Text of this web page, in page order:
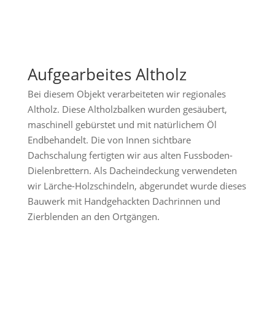
Aufgearbeites Altholz
Bei diesem Objekt verarbeiteten wir regionales
Altholz. Diese Altholzbalken wurden gesäubert,
maschinell gebürstet und mit natürlichem Öl
Endbehandelt. Die von Innen sichtbare
Dachschalung fertigten wir aus alten Fussboden-
Dielenbrettern. Als Dacheindeckung verwendeten
wir Lärche-Holzschindeln, abgerundet wurde dieses
Bauwerk mit Handgehackten Dachrinnen und
Zierblenden an den Ortgängen.